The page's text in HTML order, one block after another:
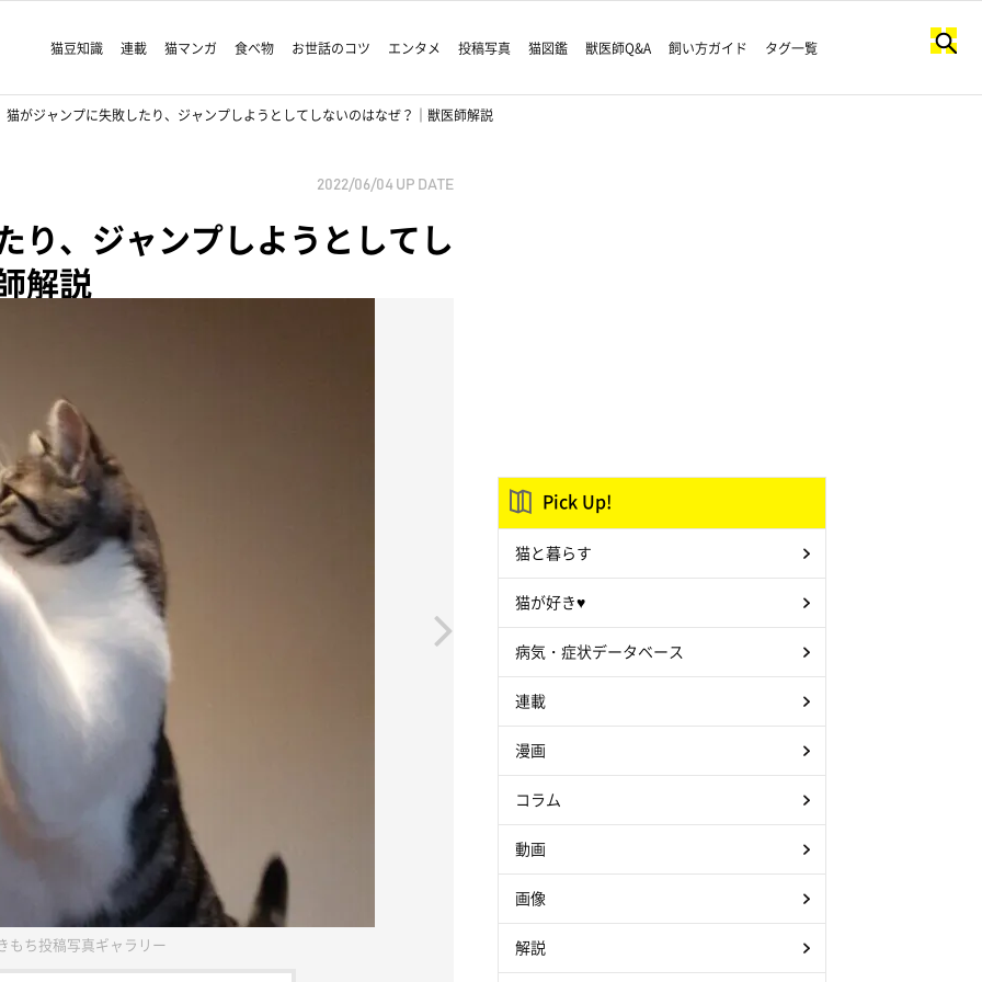
猫豆知識 連載 猫マンガ 食べ物 お世話のコツ エンタメ 投稿写真 猫図鑑 獣医師Q&A 飼い方ガイド タグ一覧
猫がジャンプに失敗したり、ジャンプしようとしてしないのはなぜ？｜獣医師解説
2022/06/04 UP DATE
り、ジャンプしようとしてし
解説
もち投稿写真ギャラリー
Pick Up!
猫と暮らす
猫が好き♥
病気・症状データベース
連載
漫画
コラム
動画
画像
解説